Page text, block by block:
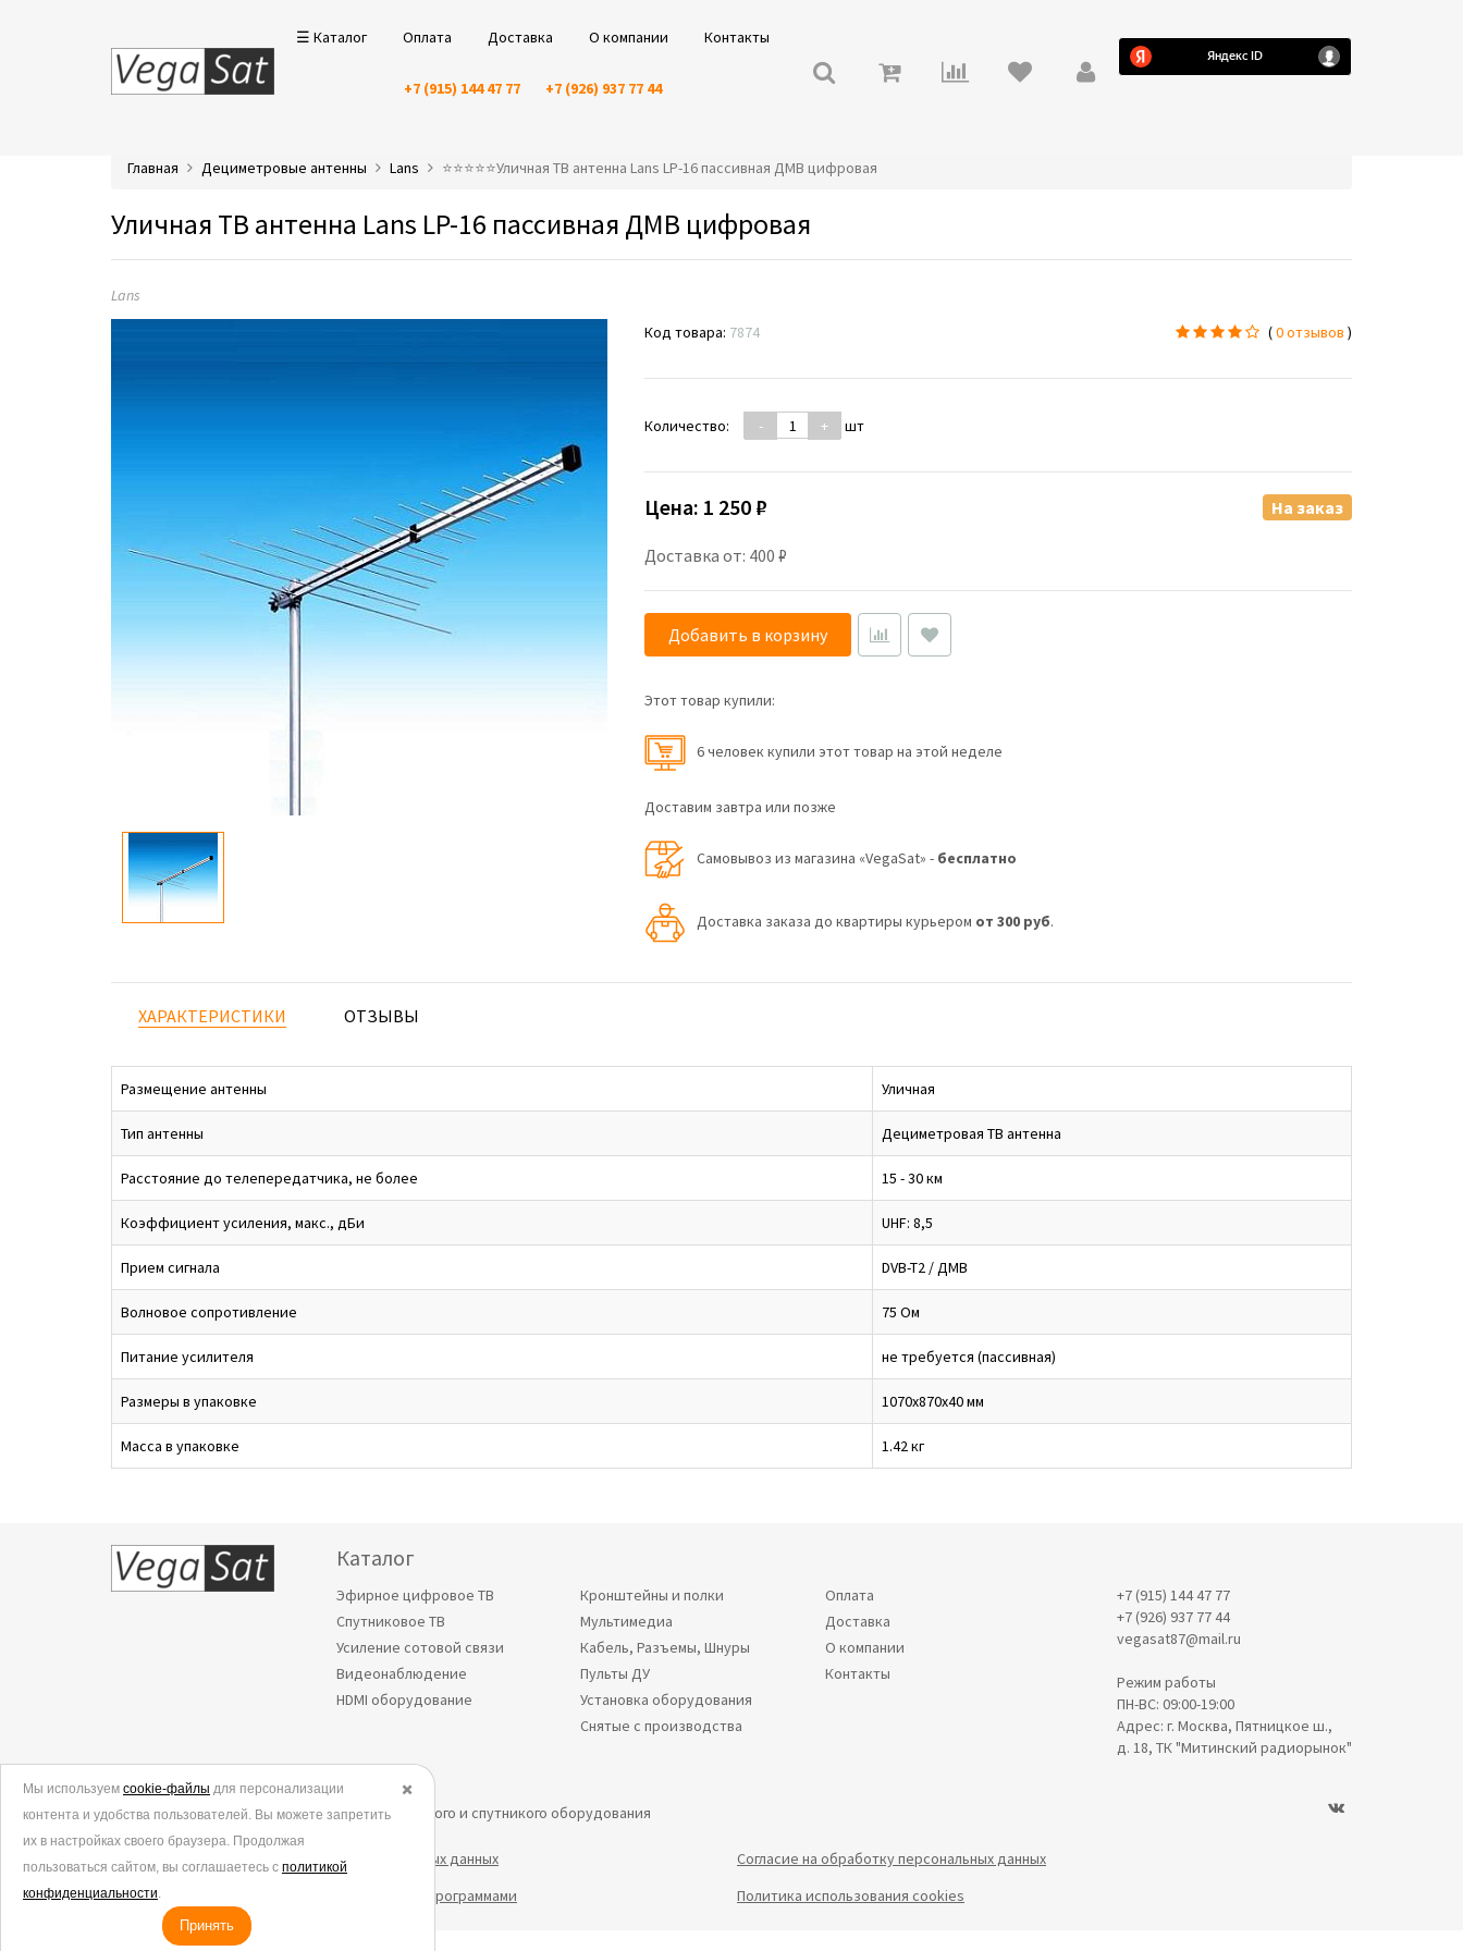
☰ Каталог Оплата Доставка О компании Контакты
+7 (915) 144 47 77 +7 (926) 937 77 44
Главная Дециметровые антенны Lans ⭐️⭐️⭐️⭐️⭐️Уличная ТВ антенна Lans LP-16 пассивная ДМВ цифровая
Уличная ТВ антенна Lans LP-16 пассивная ДМВ цифровая
Lans
Код товара: 7874 (0 отзывов )
Количество: - + шт
Цена: 1 250 ₽
Доставка от: 400 ₽
На заказ
Добавить в корзину
Этот товар купили:
6 человек купили этот товар на этой неделе
Доставим завтра или позже
Самовывоз из магазина «VegaSat» - бесплатно
Доставка заказа до квартиры курьером от 300 руб.
ХАРАКТЕРИСТИКИ ОТЗЫВЫ
Размещение антенны Уличная
Тип антенны Дециметровая ТВ антенна
Расстояние до телепередатчика, не более 15 - 30 км
Коэффициент усиления, макс., дБи UHF: 8,5
Прием сигнала DVB-T2 / ДМВ
Волновое сопротивление 75 Ом
Питание усилителя не требуется (пассивная)
Размеры в упаковке 1070х870х40 мм
Масса в упаковке 1.42 кг
Каталог
Эфирное цифровое ТВ
Спутниковое ТВ
Усиление сотовой связи
Видеонаблюдение
HDMI оборудование
Кронштейны и полки
Мультимедиа
Кабель, Разъемы, Шнуры
Пульты ДУ
Установка оборудования
Снятые с производства
Оплата
Доставка
О компании
Контакты
+7 (915) 144 47 77
+7 (926) 937 77 44
vegasat87@mail.ru
Режим работы
ПН-ВС: 09:00-19:00
Адрес: г. Москва, Пятницкое ш.,
д. 18, ТК "Митинский радиорынок"
© 2006-2026.
Все права защищены. Интернет-магазин эфирного и спутникого оборудования
Политика в отношении обработки персональных данных
Согласие на обработку персональных данных
Согласие на обработку данных метрическими программами
Политика использования cookies
✖️
Мы используем cookie-файлы для персонализации
контента и удобства пользователей. Вы можете запретить
их в настройках своего браузера. Продолжая
пользоваться сайтом, вы соглашаетесь с политикой
конфиденциальности.
Принять